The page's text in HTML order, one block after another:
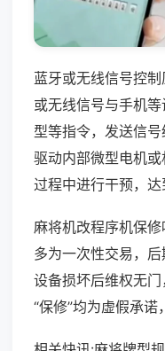
蓝牙或无线信号控
或无线信号与手机
型等指令，发送信
驱动内部微型电机
过程中进行干预，达
麻将机改程序机保
多为一次性交易，后
设备损坏后维权无
“保修”均为虚假承诺